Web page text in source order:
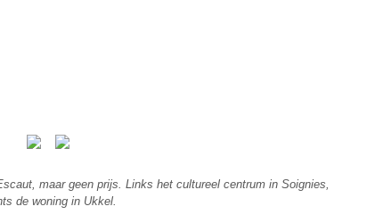
maar geen prijs. Links het cultureel centrum in Soignies,
de woning in Ukkel.